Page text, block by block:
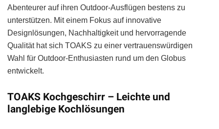
Abenteurer auf ihren Outdoor-Ausflügen bestens zu
unterstützen. Mit einem Fokus auf innovative
Designlösungen, Nachhaltigkeit und hervorragende
Qualität hat sich TOAKS zu einer vertrauenswürdigen
Wahl für Outdoor-Enthusiasten rund um den Globus
entwickelt.
TOAKS Kochgeschirr – Leichte und
langlebige Kochlösungen